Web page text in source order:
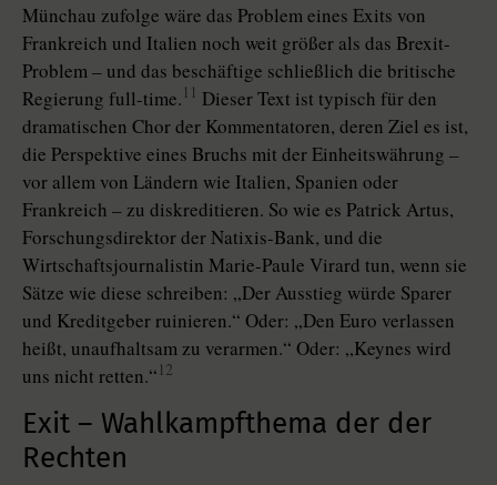
Münchau zufolge wäre das Pro­blem eines Exits von
Frankreich und Italien noch weit größer als das Brexit-
Problem – und das beschäftige schließlich die britische
Regierung full-time. 11 Dieser Text ist typisch für den
dramatischen Chor der Kommentatoren, deren Ziel es ist,
die Perspektive eines Bruchs mit der Einheitswährung –
vor allem von Ländern wie Italien, Spanien oder
Frankreich – zu diskreditieren. So wie es Patrick Artus,
Forschungsdirektor der Natixis-Bank, und die
Wirtschaftsjournalistin Marie-Paule Virard tun, wenn sie
Sätze wie diese schreiben: „Der Ausstieg würde Sparer
und Kreditgeber ruinieren.“ Oder: „Den Euro verlassen
heißt, unaufhaltsam zu verarmen.“ Oder: „Keynes wird
uns nicht retten.“ 12
Exit – Wahlkampfthema der der
Rechten